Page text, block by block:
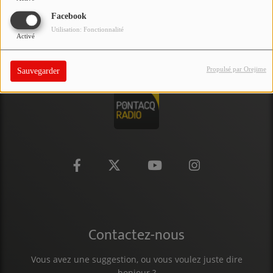
Facebook
Activé
Utilisation: Fonctionnalité
Sauvegarder Propulsé par Orejime
PARTICIPEZ
JEUX CONCOURS
RECRUTEMENT
VENEZ DANS LE PUBLIC !
Contactez-nous
Vous avez une suggestion, ou vous voulez juste dire